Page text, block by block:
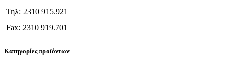
Τηλ: 2310 915.921
Fax: 2310 919.701
Κατηγορίες προϊόντων